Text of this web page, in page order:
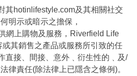
其hotinlifestyle.com及其相關社交
明示或暗示之擔保，
網上購物及服務，Riverfield Life
或其銷售之產品或服務所引致的任
直接、間接、意外﹑衍生性的﹑及/
律責任(除法律上已隱含之條例)。